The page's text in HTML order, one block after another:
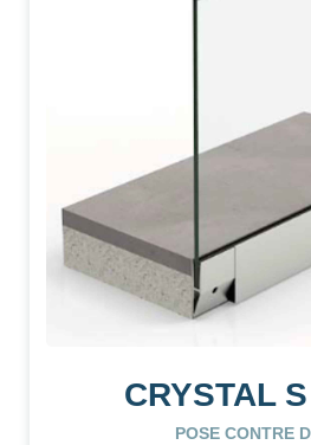
CRYSTAL
POSE CONTRE